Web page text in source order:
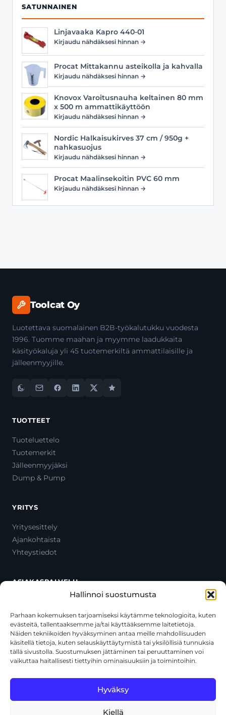
Hallinnoi suostumusta
Parhaan kokemuksen tarjoamiseksi käytämme teknologioita, kuten
evästeitä, tallentaaksemme ja/tai käyttääksemme laitetietoja.
Näiden tekniikoiden hyväksyminen antaa meille mahdollisuuden
käsitellä tietoja, kuten selauskäyttäytymistä tai yksilöllisiä tunnuksia
tällä sivustolla. Suostumuksen jättäminen tai peruuttaminen voi
vaikuttaa haitallisesti tiettyihin ominaisuuksiin ja toimintoihin.
Hyväksy
Kiellä
SATUNNAINEN
Linjavaaka Kapro 440-01
Kirjaudu nähdäksesi hinnan →
Procat Mittakannu asteikolla ja kahvalla
Kirjaudu nähdäksesi hinnan →
Knovox Varoitusnauha keltainen 80 mm
x 500 m ammattikäyttöön
Kirjaudu nähdäksesi hinnan →
Nordic Halkaisukirves 37 cm / 950g +
nahkasuojus
Kirjaudu nähdäksesi hinnan →
Procat Maalinsekoitin PVC 60 mm
Kirjaudu nähdäksesi hinnan →
Toolcat Oy
Luotettava suomalainen B2B-työkalutukku vuodesta
1996. Tuomme maahan ja myymme laadukkaita
käsityökaluja yli 45 tuotemerkiltä ammattilaisille ja
jälleenmyyjille.
TUOTTEET
Tuoteluettelo
Tuotemerkit
Jälleenmyyjäksi
Dump & Pump
YRITYS
Yritysesittely
Ajankohtaista
Yhteystiedot
ASIAKASPALVELU
Oma tili
Maksutavat
Toimitustavat
Usein kysytyt kysymykset
+358 44 270 3795
asiakaspalvelu@toolcat.fi